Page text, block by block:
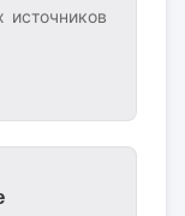
источников